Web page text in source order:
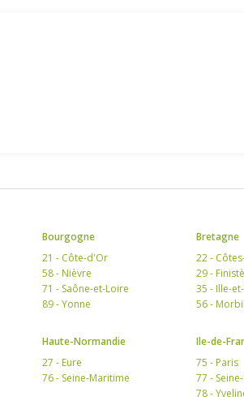
Bourgogne
21 - Côte-d'Or
58 - Nièvre
71 - Saône-et-Loire
89 - Yonne
Bretagne
22 -
29 -
35 - Ille-
56 -
Haute-Normandie
27 - Eure
76 - Seine-Maritime
Ile-de-
75 - Paris
77 -
78 -